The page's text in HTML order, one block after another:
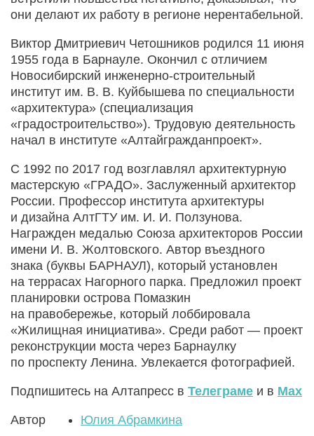
они делают их работу в регионе нерентабельной.
Виктор Дмитриевич Четошников родился 11 июня
1955 года в Барнауле. Окончил с отличием
Новосибирский инженерно-строительный
институт им. В. В. Куйбышева по специальности
«архитектура» (специализация
«градостроительство»). Трудовую деятельность
начал в институте «Алтайгражданпроект».
С 1992 по 2017 год возглавлял архитектурную
мастерскую «ГРАДО». Заслуженный архитектор
России. Профессор института архитектуры
и дизайна А­лтГТУ им. И. И. Ползунова.
Награжден медалью Союза архитекторов России
имени И. В. Жолтовского. Автор въездного
знака (буквы БАРНАУЛ), который установлен
на террасах Нагорного парка. Предложил проект
планировки острова Помазкин
на правобережье, который лоббировала
«Жилищная инициатива». Среди работ — проект
реконструкции моста через Барнаулку
по проспекту Ленина. Увлекается фотографией.
Подпишитесь на Алтапресс в Телеграме и в Max
Автор Юлия Абрамкина